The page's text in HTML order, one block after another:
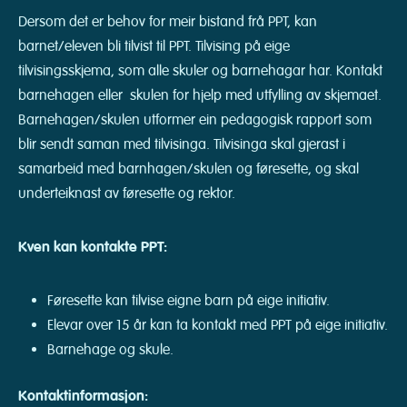
Dersom det er behov for meir bistand frå PPT, kan
barnet/eleven bli tilvist til PPT. Tilvising på eige
tilvisingsskjema, som alle skuler og barnehagar har. Kontakt
barnehagen eller skulen for hjelp med utfylling av skjemaet.
Barnehagen/skulen utformer ein pedagogisk rapport som
blir sendt saman med tilvisinga. Tilvisinga skal gjerast i
samarbeid med barnhagen/skulen og føresette, og skal
underteiknast av føresette og rektor.
Kven kan kontakte PPT:
Føresette kan tilvise eigne barn på eige initiativ.
Elevar over 15 år kan ta kontakt med PPT på eige initiativ.
Barnehage og skule.
Kontaktinformasjon: